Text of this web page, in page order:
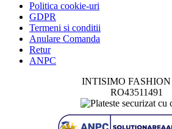
Politica cookie-uri
GDPR
Termeni si conditii
Anulare Comanda
Retur
ANPC
INTISIMO FASHION
RO43511491